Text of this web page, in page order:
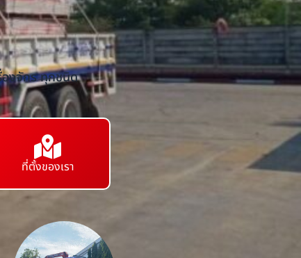
องจักร ทุกชนิด
ที่ตั้งของเรา